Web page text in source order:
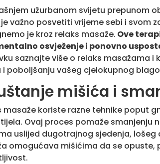
užurbanom svijetu prepunom
važno posvetiti vrijeme sebi i svom
je kroz relaks masaže. Ove
osvježenje i ponovno
saznajte više o relaks masažama
i poboljšanju vašeg cjelokupnog
mišića i
masaže koriste razne tehnike poput
Ovaj proces pomaže smanjenju
uslijed dugotrajnog sjedenja,
omogućava mišićima da se